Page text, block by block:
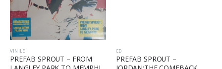
VINILE
PREFAB SPROUT – FROM
CD
PREFAB SPROUT –